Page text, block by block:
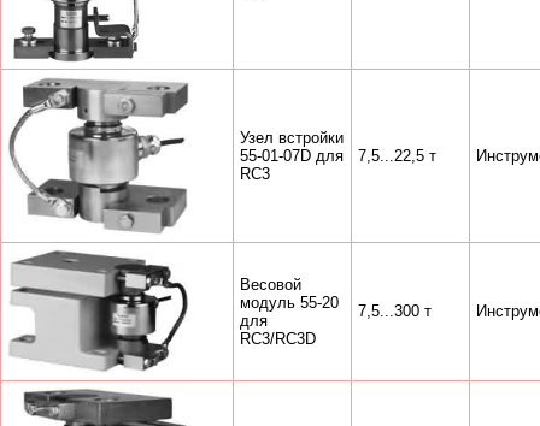
Узел встройки
55-01-07D для
RC3
7,5...22,5 т
Весовой
модуль 55-20
для
RC3/RC3D
7,5...300 т